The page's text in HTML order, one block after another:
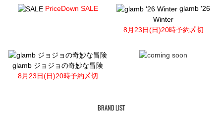
PriceDown SALE
glamb '26
Winter
8月23日(日)20時予約〆切
glamb ジョジョの奇妙な冒険
8月23日(日)20時予約〆切
BRAND LIST